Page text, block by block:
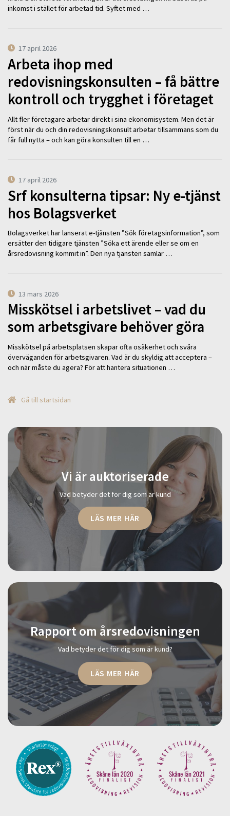
inkomst i stället för arbetad tid. Syftet med …
17 april 2026
Arbeta ihop med
redovisningskonsulten – få bättre
kontroll och trygghet i företaget
Allt fler företagare arbetar direkt i sina ekonomisystem. Men det är
först när du och din redovisningskonsult arbetar tillsammans som du
får full nytta – och kan göra konsulten till en …
17 april 2026
Srf konsulterna tipsar: Ny e-tjänst
hos Bolagsverket
Bolagsverket har lanserat e-tjänsten ”Sök företagsinformation”, som
ersätter den tidigare tjänsten ”Söka ett ärende eller se om en
årsredovisning kommit in”. Den nya tjänsten samlar …
13 mars 2026
Misskötsel i arbetslivet – vad du
som arbetsgivare behöver göra
Misskötsel på arbetsplatsen skapar ofta osäkerhet och svåra
överväganden för arbetsgivaren. Vad är du skyldig att acceptera –
och när måste du agera? För att hantera situationen …
Gå till startsidan
Vi är auktoriserade
Vad betyder det för dig som är kund
LÄS MER HÄR
Rapport om årsredovisningen
Vad betyder det för dig som är kund?
LÄS MER HÄR